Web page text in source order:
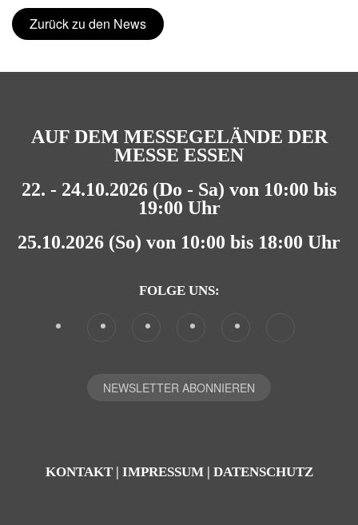
Zurück zu den News
AUF DEM MESSEGELÄNDE DER
MESSE ESSEN
22. - 24.10.2026 (Do - Sa) von 10:00 bis
19:00 Uhr
25.10.2026 (So) von 10:00 bis 18:00 Uhr
FOLGE UNS:
NEWSLETTER ABONNIEREN
KONTAKT| IMPRESSUM| DATENSCHUTZ